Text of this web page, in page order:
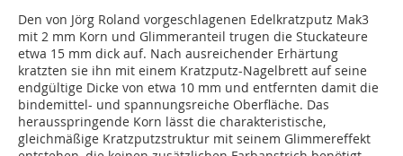
Den von Jörg Roland vorgeschlagenen Edelkratzputz Mak3
mit 2 mm Korn und Glimmeranteil trugen die Stuckateure
etwa 15 mm dick auf. Nach ausreichender Erhärtung
kratzten sie ihn mit einem Kratzputz-Nagelbrett auf seine
endgültige Dicke von etwa 10 mm und entfernten damit die
bindemittel- und spannungsreiche Oberfläche. Das
herausspringende Korn lässt die charakteristische,
gleichmäßige Kratzputzstruktur mit seinem Glimmereffekt